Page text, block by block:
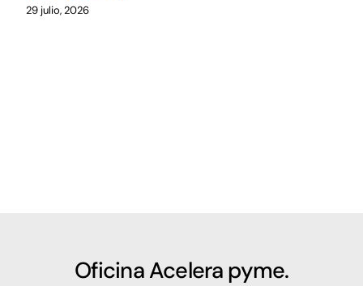
29 julio, 2026
Oficina Acelera pyme.